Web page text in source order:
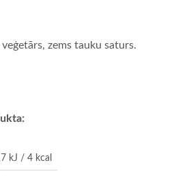
zems tauku saturs.
kJ / 4 kcal